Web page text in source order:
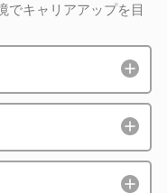
でキャリアアップを目